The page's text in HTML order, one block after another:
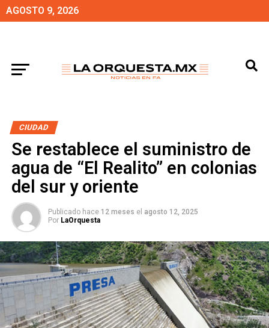
AGOSTO 9, 2026
CIUDAD
Se restablece el suministro de
agua de “El Realito” en colonias
del sur y oriente
Publicado hace 12 meses el agosto 12, 2025
Por LaOrquesta